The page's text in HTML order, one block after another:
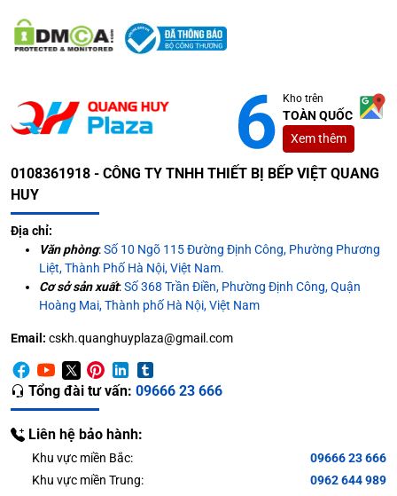
Kho trên
TOÀN QUỐC
Xem thêm
0108361918 - CÔNG TY TNHH THIẾT BỊ BẾP VIỆT QUANG
HUY
Địa chỉ:
Văn phòng:Số 10 Ngõ 115 Đường Định Công, Phường Phương
Liệt, Thành Phố Hà Nội, Việt Nam.
Cơ sở sản xuất:Số 368 Trần Điền, Phường Định Công, Quận
Hoàng Mai, Thành phố Hà Nội, Việt Nam
Email: cskh.quanghuyplaza@gmail.com
Tổng đài tư vấn: 09666 23 666
Liên hệ bảo hành:
Khu vực miền Bắc:
09666 23 666
Khu vực miền Trung:
0962 644 989